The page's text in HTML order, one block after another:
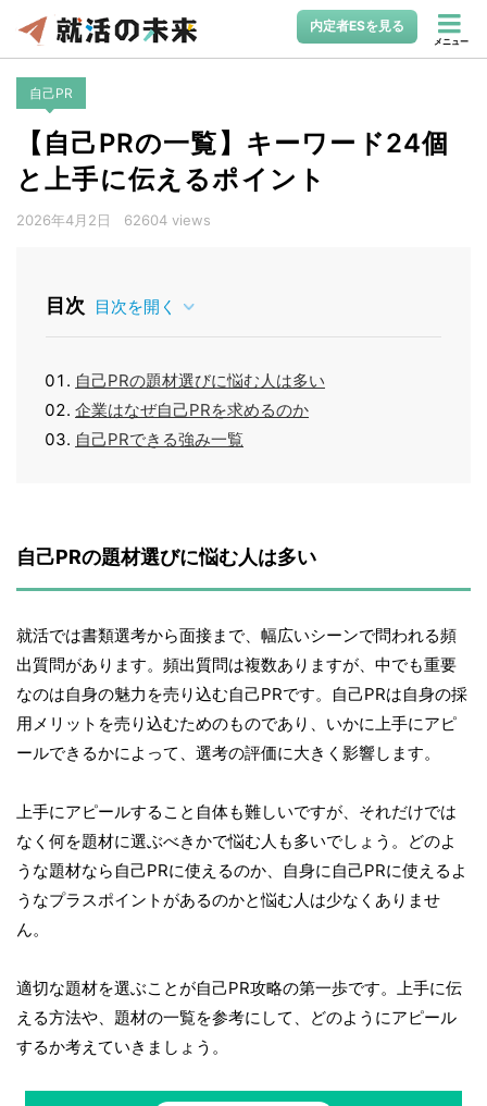
内定者ESを見る
メニュー
自己PR
【自己PRの一覧】キーワード24個
と上手に伝えるポイント
2026年4月2日 62604 views
目次 目次を開く
自己PRの題材選びに悩む人は多い
企業はなぜ自己PRを求めるのか
自己PRできる強み一覧
自己PRの題材選びに悩む人は多い
就活では書類選考から面接まで、幅広いシーンで問われる頻
出質問があります。頻出質問は複数ありますが、中でも重要
なのは自身の魅力を売り込む自己PRです。自己PRは自身の採
用メリットを売り込むためのものであり、いかに上手にアピ
ールできるかによって、選考の評価に大きく影響します。
上手にアピールすること自体も難しいですが、それだけでは
なく何を題材に選ぶべきかで悩む人も多いでしょう。どのよ
うな題材なら自己PRに使えるのか、自身に自己PRに使えるよ
うなプラスポイントがあるのかと悩む人は少なくありませ
ん。
適切な題材を選ぶことが自己PR攻略の第一歩です。上手に伝
える方法や、題材の一覧を参考にして、どのようにアピール
するか考えていきましょう。